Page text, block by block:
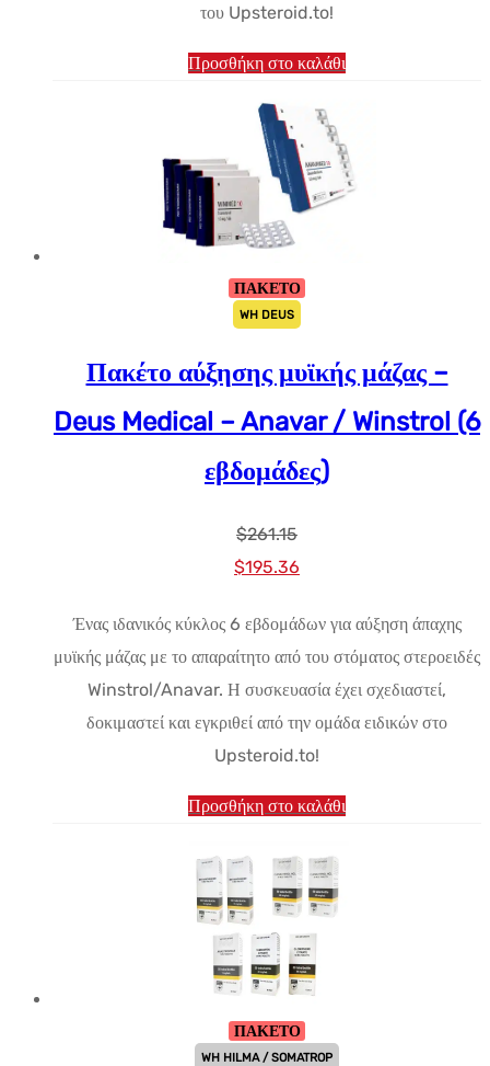
του Upsteroid.to!
Προσθήκη στο καλάθι
ΠΑΚΕΤΟ
WH DEUS
Πακέτο αύξησης μυϊκής μάζας –
Deus Medical – Anavar / Winstrol (6
εβδομάδες)
$261.15
Αρχική
$261.15.
$195.36
τιμή
είναι:
$195.36.
Ένας ιδανικός κύκλος 6 εβδομάδων για αύξηση άπαχης
μυϊκής μάζας με το απαραίτητο από του στόματος στεροειδές
Winstrol/Anavar. Η συσκευασία έχει σχεδιαστεί,
δοκιμαστεί και εγκριθεί από την ομάδα ειδικών στο
Upsteroid.to!
Προσθήκη στο καλάθι
ΠΑΚΕΤΟ
WH HILMA / SOMATROP